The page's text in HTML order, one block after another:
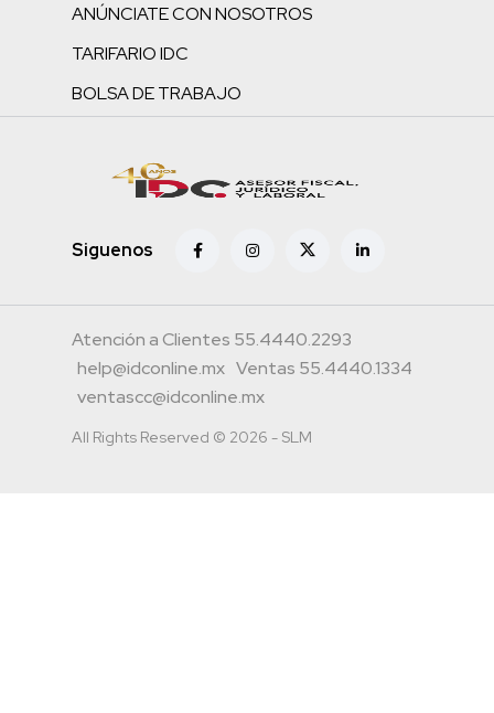
ANÚNCIATE CON NOSOTROS
TARIFARIO IDC
BOLSA DE TRABAJO
Siguenos
Atención a Clientes 55.4440.2293
help@idconline.mx Ventas 55.4440.1334
ventascc@idconline.mx
All Rights Reserved © 2026 - SLM